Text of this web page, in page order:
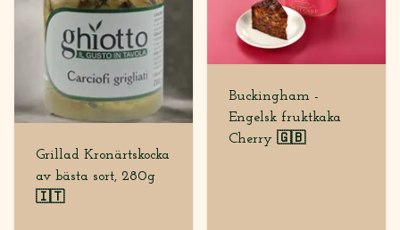
Grillad Kronärtskocka
av bästa sort, 280g
🇮🇹
Buckingham -
Engelsk fruktkaka
Cherry 🇬🇧